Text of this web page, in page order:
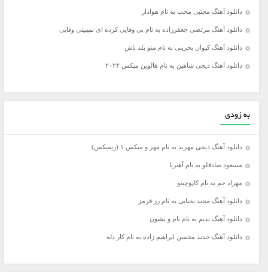
دانلود آهنگ مجتبی محب به نام هوادار
دانلود آهنگ مرتضی جعفرزاده به نام بی وفایی کرده ای نمیبینی وفایی
دانلود آهنگ کیوان بحرینی به نام منو بلد باش
دانلود آهنگ دیجی شاهین به نام هالوین میکس ۲۰۲۴
به زودی
دانلود آهنگ دیجی مهربد به نام مهر و میکس ۱ (ریمیکس)
مسعود صادقلو به نام آهنربا
مهراد جم به نام کاپوچینو
دانلود آهنگ مجید یحیایی به نام رز قرمز
دانلود آهنگ ندیم به نام نام و نشون
دانلود آهنگ جدید محسن ابراهیم زاده به نام کار دله